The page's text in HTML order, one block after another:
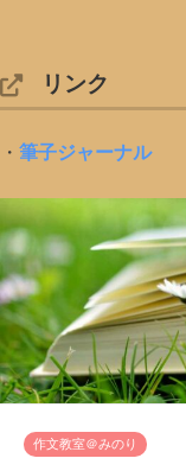
リンク
・ 筆子ジャーナル
作文教室＠みのり